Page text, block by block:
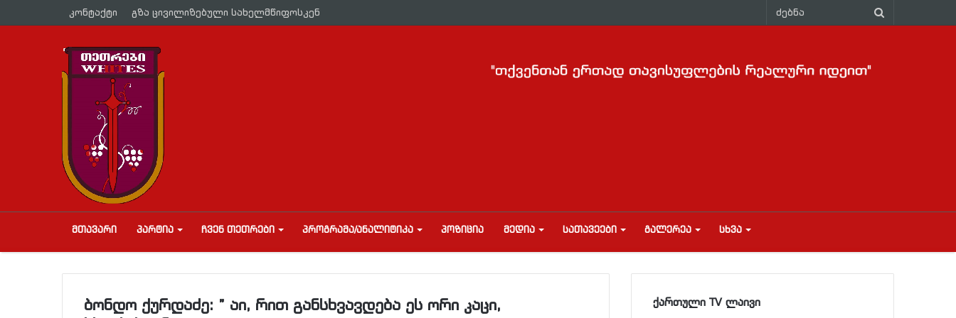
კონტაქტი გზა ცივილიზებული სახელმწიფოსკენ
ᲛᲗᲐᲕᲐᲠᲘ ᲞᲐᲠᲢᲘᲐ ᲩᲕᲔᲜ ᲗᲔᲗᲠᲔᲑᲘ ᲞᲠᲝᲒᲠᲐᲛᲐ/ᲐᲜᲐᲚᲘᲢᲘᲙᲐ ᲞᲝᲖᲘᲪᲘᲐ ᲛᲔᲓᲘᲐ ᲡᲐᲗᲐᲕᲔᲔᲑᲘ ᲒᲐᲚᲔᲠᲔᲐ ᲡᲮᲕᲐ
ბონდო ქურდაძე: ” აი, რით განსხვავდება ეს ორი კაცი,
ქართული TV ლაივი